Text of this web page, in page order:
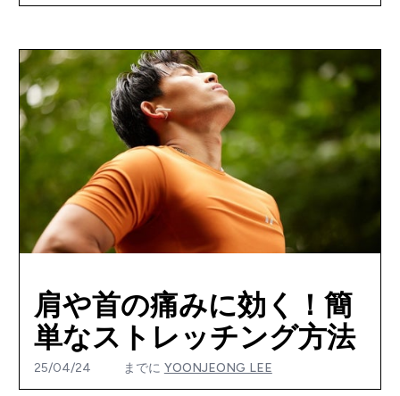
肩や首の痛みに効く！簡
単なストレッチング方法
25/04/24 までに YOONJEONG LEE